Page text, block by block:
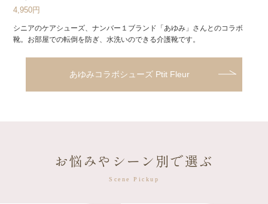
4,950円
シニアのケアシューズ、ナンバー１ブランド「あゆみ」さんとのコラボ
靴。お部屋での転倒を防ぎ、水洗いのできる介護靴です。
あゆみコラボシューズ Ptit Fleur
お悩みやシーン別で選ぶ
Scene Pickup